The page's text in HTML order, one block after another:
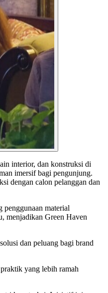
interior, dan konstruksi di
imersif bagi pengunjung.
dengan calon pelanggan dan
penggunaan material
menjadikan Green Haven
dan peluang bagi brand
yang lebih ramah